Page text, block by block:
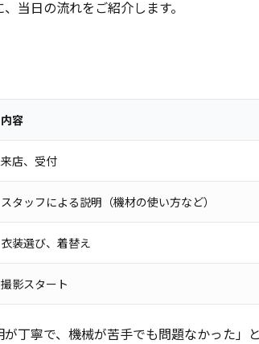
当日の流れをご紹介します。
内容
来店、受付
スタッフによる説明（機材の使い方など）
衣装選び、着替え
撮影スタート
丁寧で、機械が苦手でも問題なかった」